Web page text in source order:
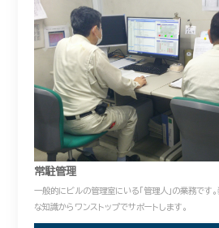
常駐管理
一般的にビルの管理室にいる「管理人」の業務です
な知識からワンストップでサポートします。